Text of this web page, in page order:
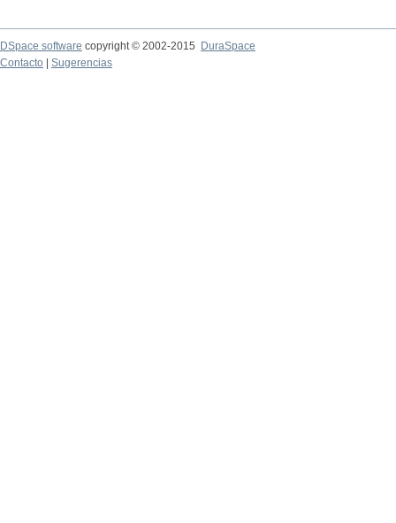
DSpace software copyright © 2002-2015
DuraSpace
Contacto
Sugerencias